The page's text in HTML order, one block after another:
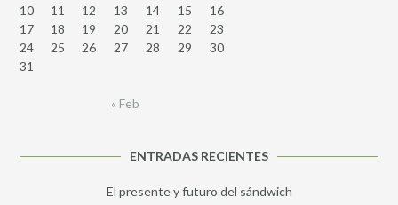
10
11 12 13 14 15
16
17
18 19 20 21 22
23
24
25 26 27 28 29
30
31
« Feb
ENTRADAS RECIENTES
El presente y futuro del sándwich